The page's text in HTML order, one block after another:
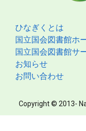
ひなぎくとは
国立国会図書館ホ
国立国会図書館サ
お知らせ
お問い合わせ
Copyright © 2013-